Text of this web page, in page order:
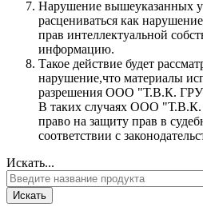
Нарушение вышеуказанных
расцениваться как
прав интеллектуальной
информацию.
Такое действие будет
нарушение,что материалы
разрешения ООО "Т.В.К.
В таких случаях ООО "Т.В.К.
право на защиту прав в
соответствии с
Искать...
Искать